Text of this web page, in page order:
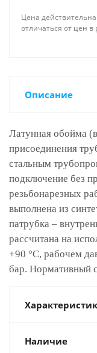
Цена
отличаться от цен
Описание
Латунная обойма
присоединения
стальным
подключение без
резьбонарезных
выполнена из
патрубка –
рассчитана на
+90 °C, рабочем
бар. Нормативный
Наличие